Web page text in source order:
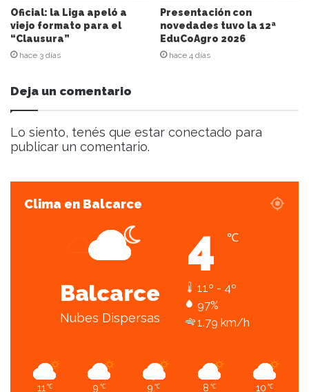
e
l
e
c
ó
n
i
c
Oficial: la Liga apeló a
viejo formato para el
“Clausura”
hace 3 días
Presentación con
novedades tuvo la 12ª
EduCoAgro 2026
hace 4 días
Deja un comentario
Lo siento, tenés que estar conectado para
publicar un comentario.
Clima en Balcarce
Balcarce
Nubes Dispersas
4 ℃
11º - 4º
97%
1.79 km/h
11 ℃ 9 ℃ 9 ℃ 8 ℃ 10 ℃